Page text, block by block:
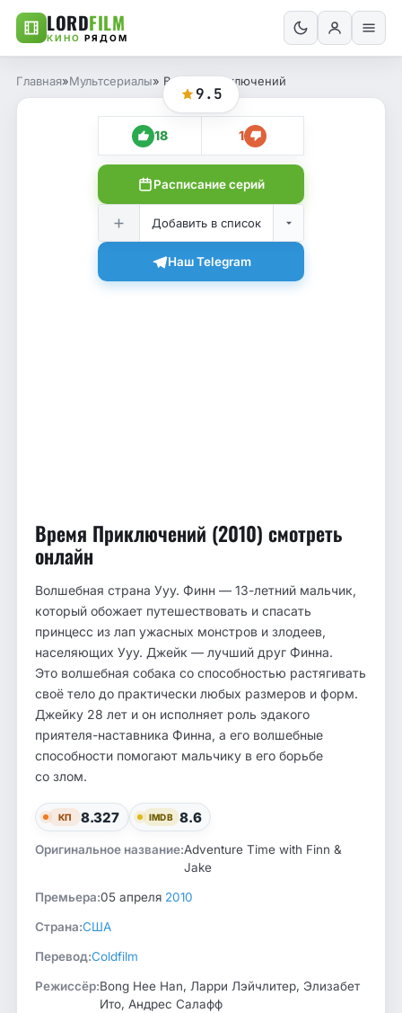
LORDFILM
КИНО РЯДОМ
Главная»Мультсериалы» Время Приключений
9.5
18 1
Расписание серий
Добавить в список
Наш Telegram
Время Приключений (2010) смотреть
онлайн
Волшебная страна Ууу. Финн — 13-летний мальчик,
который обожает путешествовать и спасать
принцесс из лап ужасных монстров и злодеев,
населяющих Ууу. Джейк — лучший друг Финна.
Это волшебная собака со способностью растягивать
своё тело до практически любых размеров и форм.
Джейку 28 лет и он исполняет роль эдакого
приятеля-наставника Финна, а его волшебные
способности помогают мальчику в его борьбе
со злом.
КП 8.327 IMDB 8.6
Оригинальное название:Adventure Time with Finn &
Jake
Премьера:05 апреля 2010
Страна:США
Перевод:Coldfilm
Режиссёр:Bong Hee Han, Ларри Лэйчлитер, Элизабет
Ито, Андрес Салафф